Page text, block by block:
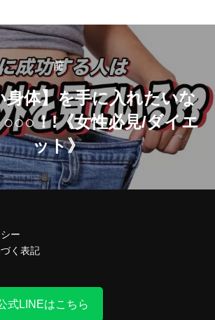
前
前
身体】を手に入れたいな
！!《女性必見/ダイエ
ット》
ー
く表記
式LINEはこちら